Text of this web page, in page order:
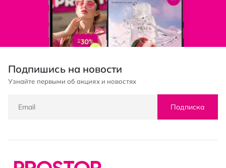
Подпишись на новости
Узнайте первыми об акциях и новостях
Подписка